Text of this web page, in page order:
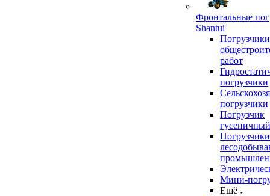
Фронтальные
Shantui
работ
погрузчики
погрузчики
Погрузчик
гусеничный
Мини-
Ещё